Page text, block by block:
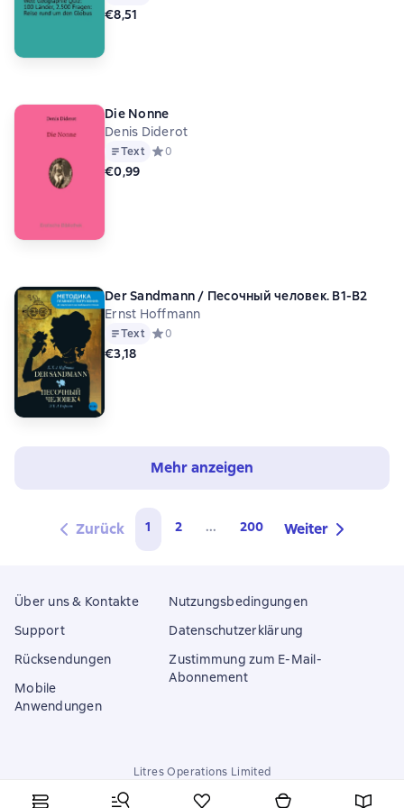
€8,51
Die Nonne
Denis Diderot
Text Средний рейтинг 0 на основе 0 оценок
0
€0,99
Der Sandmann / Песочный человек. B1-B2
Ernst Hoffmann
Text Средний рейтинг 0 на основе 0 оценок
0
€3,18
Mehr anzeigen
Zurück 1 2 ... 200 Weiter
Über uns & Kontakte
Support
Rücksendungen
Mobile
Anwendungen
Nutzungsbedingungen
Datenschutzerklärung
Zustimmung zum E-Mail-
Abonnement
Litres Operations Limited